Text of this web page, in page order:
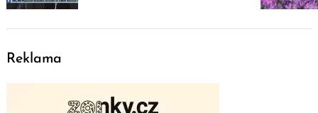
Reklama